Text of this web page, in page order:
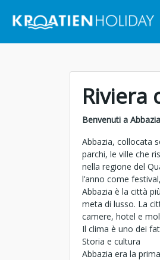
Riviera
Benvenuti a
Abbazia, collocata
parchi, le ville che
nella regione del
l’anno come
Abbazia è la città
meta di lusso. La
camere, hotel e
Il clima è uno dei
Storia e cultura
Abbazia era la